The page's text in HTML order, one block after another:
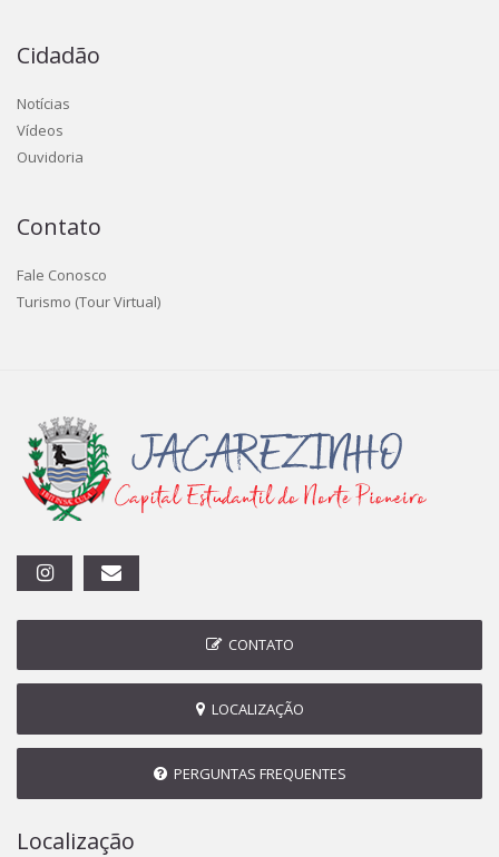
Cidadão
Notícias
Vídeos
Ouvidoria
Contato
Fale Conosco
Turismo (Tour Virtual)
CONTATO
LOCALIZAÇÃO
PERGUNTAS FREQUENTES
Localização